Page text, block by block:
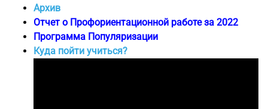
Архив
Отчет о Профориентационной работе за 2022
Программа Популяризации
Куда пойти учиться?